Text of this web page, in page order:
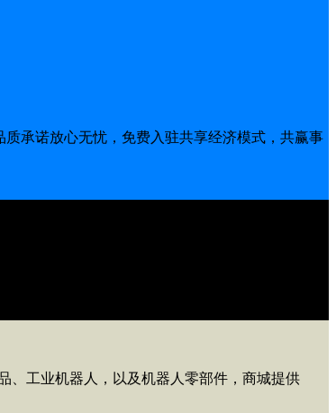
承诺放心无忧，免费入驻共享经济模式，共赢事
、工业机器人，以及机器人零部件，商城提供